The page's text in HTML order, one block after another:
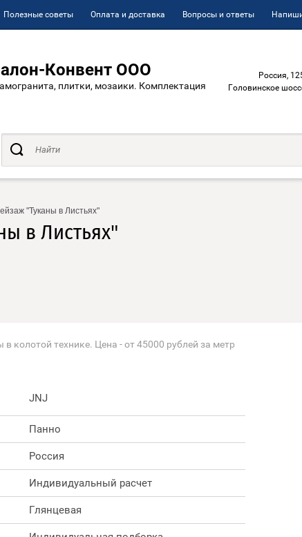
Полезные советы Оплата и доставка Вопросы и ответы
Конвент ООО
плитки, мозаики. Комплектация
Россия,
Головинское
"Туканы в Листьях"
в Листьях"
колотой технике. Цена - от 45000 рублей за метр
JNJ
Панно
Россия
Индивидуальный расчет
Глянцевая